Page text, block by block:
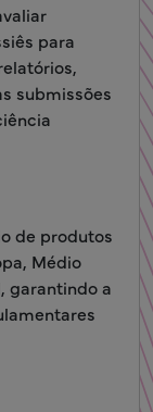
para
submissões
de produtos
Médio
garantindo a